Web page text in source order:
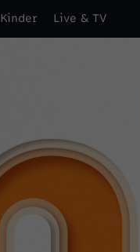
Kinder Live & TV